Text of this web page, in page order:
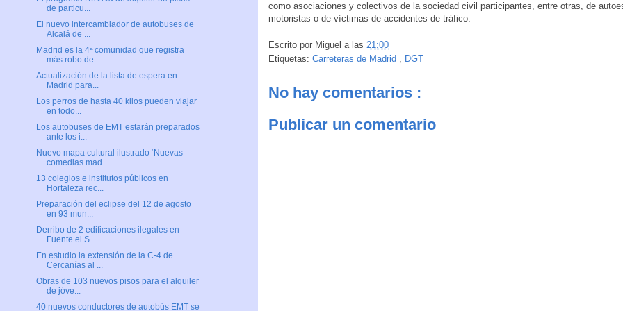
como asociaciones y colectivos de la sociedad civil participantes, entre otras, de
motoristas o de víctimas de accidentes de tráfico.
Escrito por Miguel a las 21:00
Etiquetas: Carreteras de Madrid , DGT
No hay comentarios :
Publicar un comentario
de particu...
El nuevo intercambiador de autobuses de
Alcalá de ...
Madrid es la 4ª comunidad que registra
más robo de...
Actualización de la lista de espera en
Madrid para...
Los perros de hasta 40 kilos pueden viajar
en todo...
Los autobuses de EMT estarán preparados
ante los i...
Nuevo mapa cultural ilustrado ‘Nuevas
comedias mad...
13 colegios e institutos públicos en
Hortaleza rec...
Preparación del eclipse del 12 de agosto
en 93 mun...
Derribo de 2 edificaciones ilegales en
Fuente el S...
En estudio la extensión de la C-4 de
Cercanías al ...
Obras de 103 nuevos pisos para el alquiler
de jóve...
40 nuevos conductores de autobús EMT se